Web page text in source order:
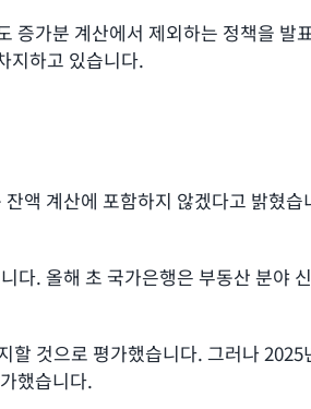
가분 계산에서 제외하는 정책을 발
지하고 있습니다.
액 계산에 포함하지 않겠다고 밝혔
. 올해 초 국가은행은 부동산 분야
것으로 평가했습니다. 그러나
했습니다.